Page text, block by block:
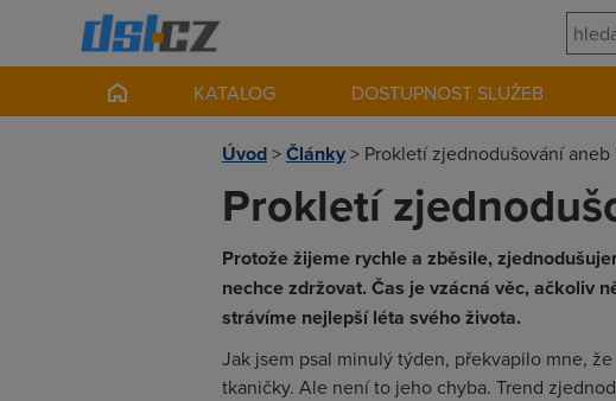
KATALOG DOSTUPNOST SLUŽEB
Úvod>Články> Prokletí zjednodušování aneb
Prokletí
Protože žijeme rychle a zběsile,
nechce zdržovat. Čas je vzácná věc, ačkoliv
strávíme nejlepší léta svého života.
Jak jsem psal minulý týden, překvapilo mne,
tkaničky. Ale není to jeho chyba. Trend